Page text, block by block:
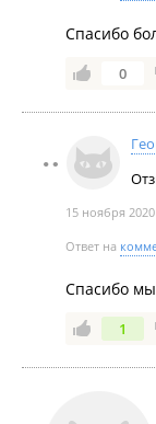
Спасибо
0
15 ноября 2020
Ответ на
Cпасибо
1